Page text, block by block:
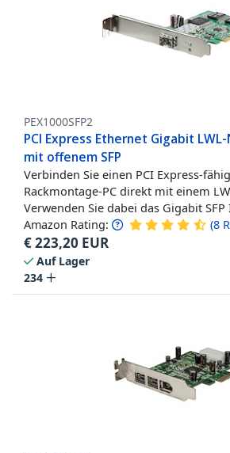
PEX1000SFP2
PCI Express Ethernet Gigabit
mit offenem SFP
Verbinden Sie einen PCI Express-
Rackmontage-PC direkt mit einem
Verwenden Sie dabei das Gigabit
Amazon Rating: (8
€223,20 EUR
Auf Lager
234